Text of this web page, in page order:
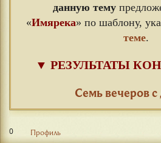
данную тему
«Имярека» по шаблону,
теме.
▼ РЕЗУЛЬТАТЫ
Семь вечеров
0 Профиль